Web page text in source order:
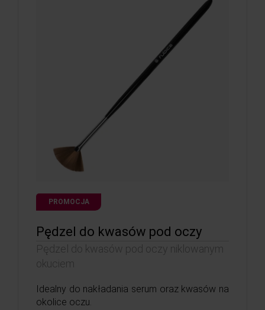
PROMOCJA
Pędzel do kwasów pod oczy
Pędzel do kwasów pod oczy niklowanym
okuciem
Idealny do nakładania serum oraz kwasów na
okolice oczu.